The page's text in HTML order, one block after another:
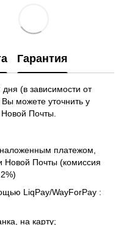
Гарантия
дня (в зависимости от
можете уточнить у
Новой Почты.
платежом,
Новой Почты (комиссия
LiqPay/WayForPay :
на карту;